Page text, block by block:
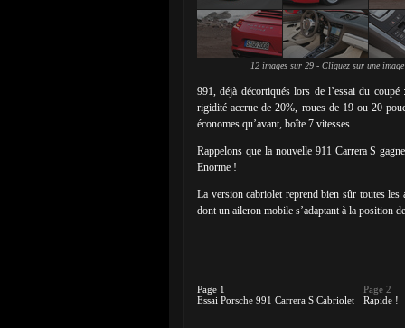
12 images sur 29 - Cliquez sur une
991, déjà décortiqués lors de l’essai du
rigidité accrue de 20%, roues de 19 ou 20
économes qu’avant, boîte 7 vitesses…
Rappelons que la nouvelle 911 Carrera S
Enorme !
La version cabriolet reprend bien sûr toutes les
dont un aileron mobile s’adaptant à la position
Page 1
Essai Porsche 991 Carrera S Cabriolet
Page 2
Rapide !